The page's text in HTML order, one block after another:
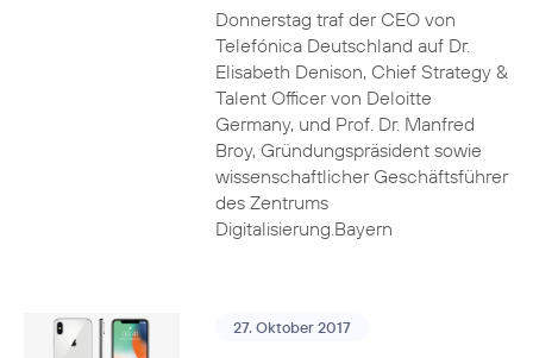
Donnerstag traf der CEO von
Telefónica Deutschland auf Dr.
Elisabeth Denison, Chief Strategy &
Talent Officer von Deloitte
Germany, und Prof. Dr. Manfred
Broy, Gründungspräsident sowie
wissenschaftlicher Geschäftsführer
des Zentrums
Digitalisierung.Bayern
27. Oktober 2017